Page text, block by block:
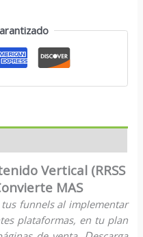
Vertical (RRSS
MAS
funnels al implementar
plataformas, en tu plan